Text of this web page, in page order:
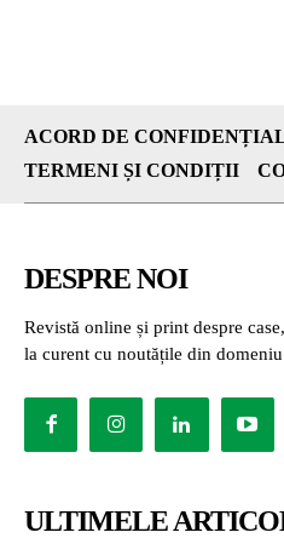
ACORD DE
TERMENI ȘI CONDIȚII
DESPRE NOI
Revistă online și print despre
la curent cu noutățile din domeniu
ULTIMELE